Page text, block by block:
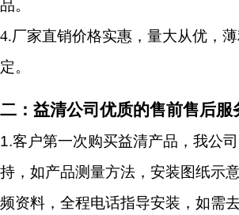
品。
4.厂家直销价格实惠，量大从优，
定。
二：益清公司优质的售前售后服
1.客户第一次购买益清产品，我公
持，如产品测量方法，安装图纸示
频资料，全程电话指导安装，如需